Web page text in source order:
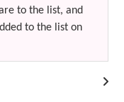
to the list, and
to the list on